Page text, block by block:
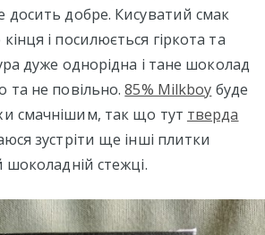
досить добре. Кисуватий смак
і посилюється гіркота та
дуже однорідна і тане шоколад
та не повільно.85% Milkboy буде
смачнішим, так що тут тверда
зустріти ще інші плитки
шоколадній стежці.